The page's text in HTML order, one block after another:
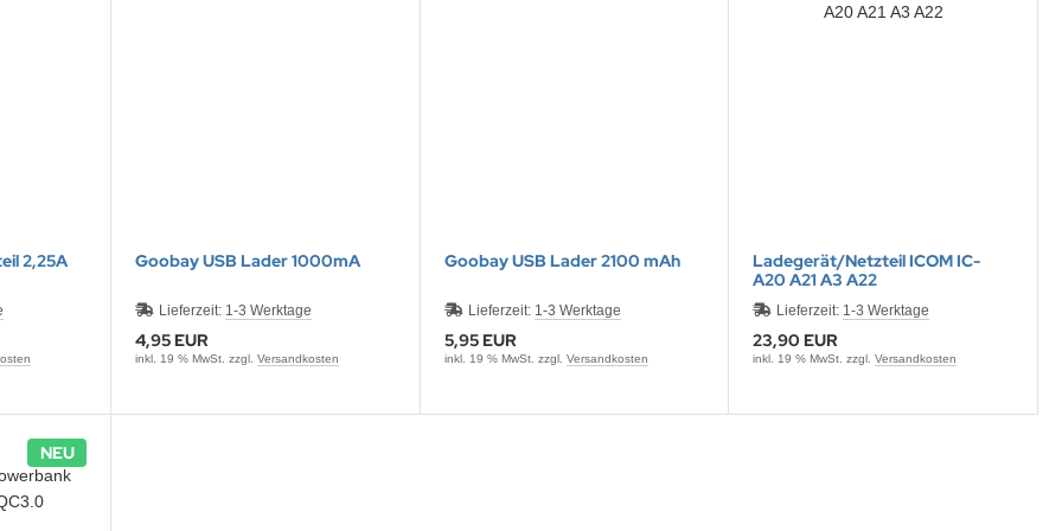
2,25A Goobay USB Lader 1000mA
Lieferzeit: 1-3 Werktage
4,95 EUR
inkl. 19 % MwSt. zzgl.Versandkosten
Goobay USB Lader 2100 mAh
Lieferzeit: 1-3 Werktage
5,95 EUR
inkl. 19 % MwSt. zzgl. Versandkosten
Ladegerät/Netzteil ICOM IC-
A20 A21 A3 A22
Lieferzeit: 1-3 Werktage
23,90 EUR
inkl. 19 % MwSt. zzgl.Versandkosten
NEU